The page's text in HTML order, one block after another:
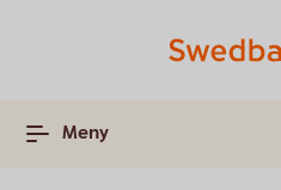
Meny